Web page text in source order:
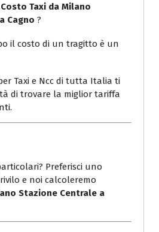
Costo Taxi da Milano
Cagno ?
il costo di un tragitto è un
Taxi e Ncc di tutta Italia ti
di trovare la miglior tariffa
Preferisci uno
e noi calcoleremo
Stazione Centrale a